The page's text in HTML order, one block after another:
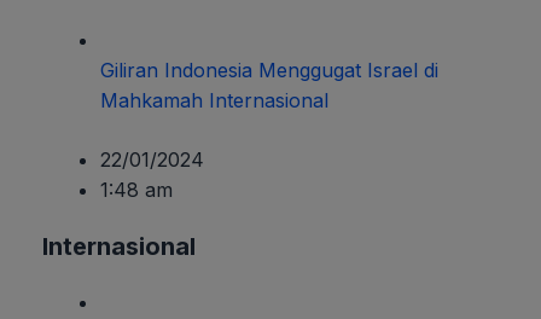
Giliran Indonesia Menggugat Israel di
Mahkamah Internasional
22/01/2024
1:48 am
Internasional